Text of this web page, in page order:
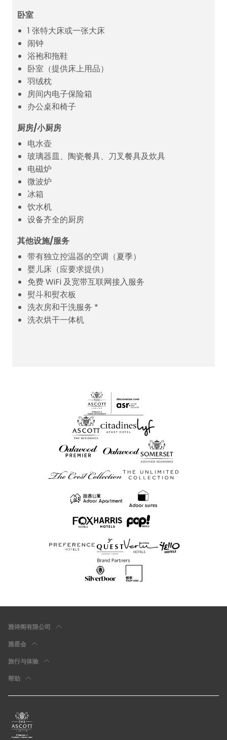
卧室
1 张特大床或一张大床
闹钟
浴袍和拖鞋
卧室（提供床上用品）
羽绒枕
房间内电子保险箱
办公桌和椅子
厨房/小厨房
电水壶
玻璃器皿、陶瓷餐具、刀叉餐具及炊具
电磁炉
微波炉
冰箱
饮水机
设备齐全的厨房
其他设施/服务
带有独立控温器的空调（夏季）
婴儿床（应要求提供）
免费 WiFi 及宽带互联网接入服务
熨斗和熨衣板
洗衣房和干洗服务 *
洗衣烘干一体机
雅诗阁有限公司
雅星会
旅行与体验
帮助